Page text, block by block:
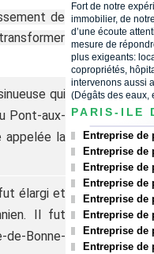
de
qui
Pont-aux-
appelée la
élargi et
Il fut
Bonne-
Fort de notre
immobilier, de
d’une écoute
mesure de
plus exigeants:
copropriétés,
intervenons aussi
(Dégâts des eaux,
PARIS-ILE
Entreprise de
Entreprise de
Entreprise de
Entreprise de
Entreprise de
Entreprise de
Entreprise de
Entreprise de